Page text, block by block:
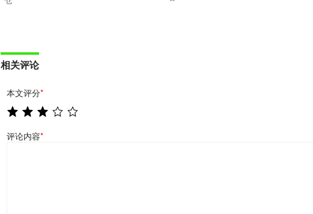
相关评论
本文评分*
评论内容*